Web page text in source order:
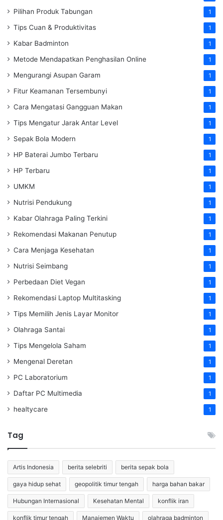
Pilihan Produk Tabungan 1
Tips Cuan & Produktivitas 1
Kabar Badminton 1
Metode Mendapatkan Penghasilan Online 1
Mengurangi Asupan Garam 1
Fitur Keamanan Tersembunyi 1
Cara Mengatasi Gangguan Makan 1
Tips Mengatur Jarak Antar Level 1
Sepak Bola Modern 1
HP Baterai Jumbo Terbaru 1
HP Terbaru 1
UMKM 1
Nutrisi Pendukung 1
Kabar Olahraga Paling Terkini 1
Rekomendasi Makanan Penutup 1
Cara Menjaga Kesehatan 1
Nutrisi Seimbang 1
Perbedaan Diet Vegan 1
Rekomendasi Laptop Multitasking 1
Tips Memilih Jenis Layar Monitor 1
Olahraga Santai 1
Tips Mengelola Saham 1
Mengenal Deretan 1
PC Laboratorium 1
Daftar PC Multimedia 1
healtycare 1
Tag
Artis Indonesia berita selebriti berita sepak bola
gaya hidup sehat geopolitik timur tengah harga bahan bakar
Hubungan Internasional Kesehatan Mental konflik iran
konflik timur tengah Manajemen Waktu olahraga badminton